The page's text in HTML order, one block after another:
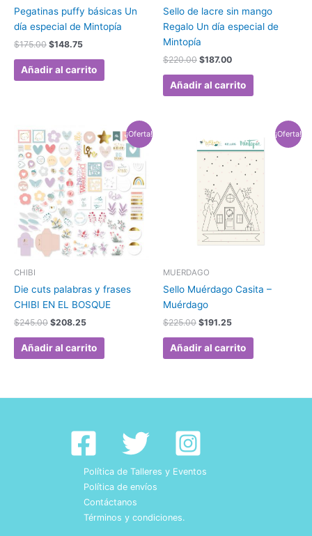
Pegatinas puffy básicas Un
día especial de Mintopía
$175.00 $148.75
Añadir al carrito
Sello de lacre sin mango
Regalo Un día especial de
Mintopía
$220.00 $187.00
Añadir al carrito
¡Oferta!
CHIBI
Die cuts palabras y frases
CHIBI EN EL BOSQUE
$245.00
El
precio
original
era:
$245.00.
$208.25
El
precio
actual
es:
$208.25.
Añadir al carrito
¡Oferta!
MUERDAGO
Sello Muérdago Casita –
Muérdago
$225.00
precio
original
era:
$225.00.
$191.25
precio
actual
es:
$191.25.
Añadir al carrito
Política de Talleres y Eventos
Política de envíos
Contáctanos
Términos y condiciones.